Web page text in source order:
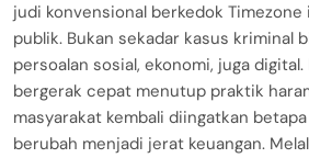
judi konvensional berkedok
publik. Bukan sekadar kasus kriminal
persoalan sosial, ekonomi, juga
bergerak cepat menutup praktik
masyarakat kembali diingatkan
berubah menjadi jerat keuangan.